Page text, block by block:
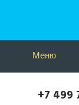
Меню
+7 499